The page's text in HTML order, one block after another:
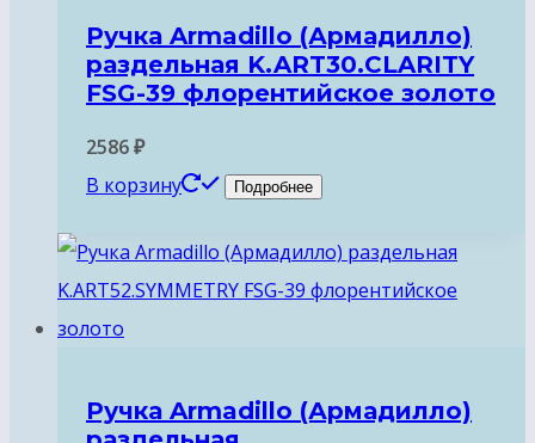
Ручка Armadillo (Армадилло)
раздельная K.ART30.CLARITY
FSG-39 флорентийское золото
2586₽
В корзину
Подробнее
Ручка Armadillo (Армадилло)